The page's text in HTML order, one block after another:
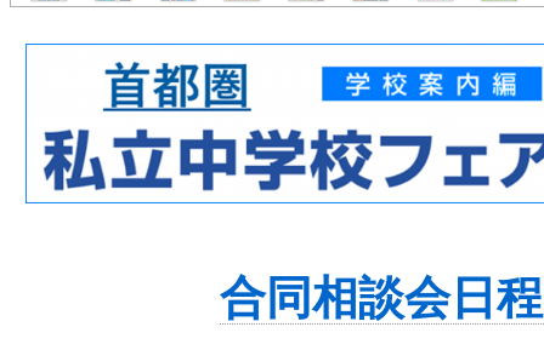
合同相談会日